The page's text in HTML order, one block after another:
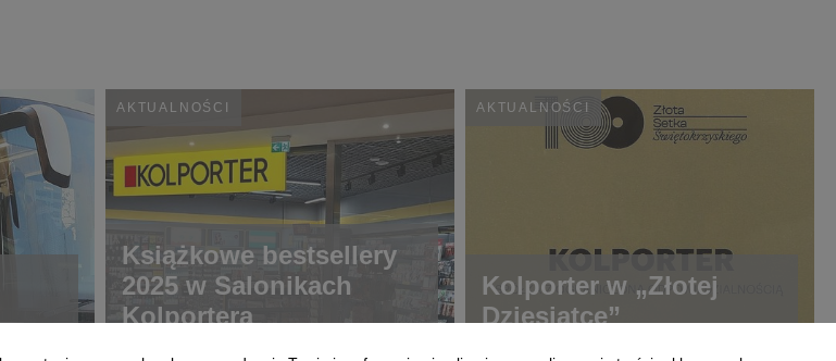
AKTUALNOŚCI
Książkowe bestsellery
2025 w Salonikach
Kolportera
AKTUALNOŚCI
Kolporter w „Złotej
Dziesiątce”